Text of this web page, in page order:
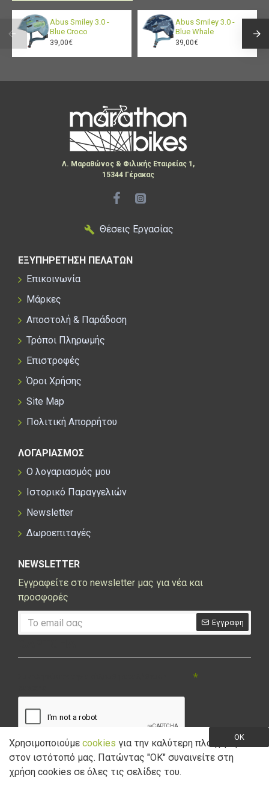
- Exposed elastic trim on back for ideal fit and finish
Abus Smiley 3.0 -
Blue Croco
39,00€
Abus Smiley 3.0 -
Blue Whale
39,00€
Λ. Μαραθώνος & Φιλικής Εταιρείας 1,
15344 Γέρακας
Θέσεις Εργασίας
ΕΞΥΠΗΡΕΤΗΣΗ ΠΕΛΑΤΩΝ
Επικοινωνία
Μάρκες
Αποστολή & Παράδοση
Τρόποι Πληρωμής
Επιστροφές
Όροι Χρήσης
Site Map
Πολιτική Απορρήτου
ΛΟΓΑΡΙΑΣΜΟΣ
Ο λογαριασμός μου
Ιστορικό Παραγγελιών
Newsletter
Δωροεπιταγές
NEWSLETTER
Εγγραφείτε στο newsletter μας για νέα και
προσφορές
Εγγραφη
Έχω διαβάσει και αποδέχομαι την Πολιτική Απορρήτου
OK
Χρησιμοποιούμε cookies για την καλύτερη πλοήγηση
στον ιστότοπό μας. Πατώντας "ΟK" συναινείτε στη
χρήση cookies σε όλες τις σελίδες του.